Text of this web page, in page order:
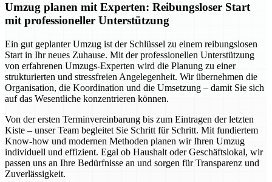
Umzug planen mit Experten: Reibungsloser Start
mit professioneller Unterstützung
Ein gut geplanter Umzug ist der Schlüssel zu einem reibungslosen
Start in Ihr neues Zuhause. Mit der professionellen Unterstützung
von erfahrenen Umzugs-Experten wird die Planung zu einer
strukturierten und stressfreien Angelegenheit. Wir übernehmen die
Organisation, die Koordination und die Umsetzung – damit Sie sich
auf das Wesentliche konzentrieren können.
Von der ersten Terminvereinbarung bis zum Eintragen der letzten
Kiste – unser Team begleitet Sie Schritt für Schritt. Mit fundiertem
Know-how und modernen Methoden planen wir Ihren Umzug
individuell und effizient. Egal ob Haushalt oder Geschäftslokal, wir
passen uns an Ihre Bedürfnisse an und sorgen für Transparenz und
Zuverlässigkeit.